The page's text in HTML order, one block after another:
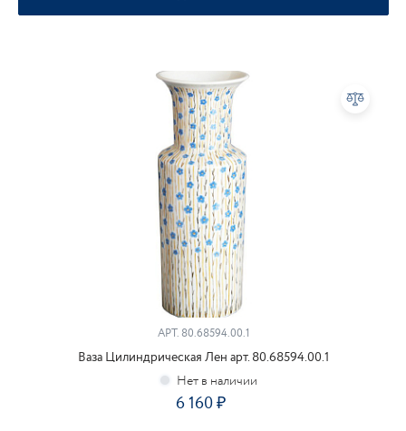
АРТ.80.68594.00.1
Ваза Цилиндрическая Лен арт. 80.68594.00.1
6 160